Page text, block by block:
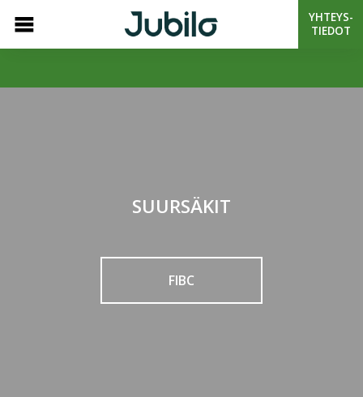
YHTEYS-
TIEDOT
SUURSÄKIT
FIBC